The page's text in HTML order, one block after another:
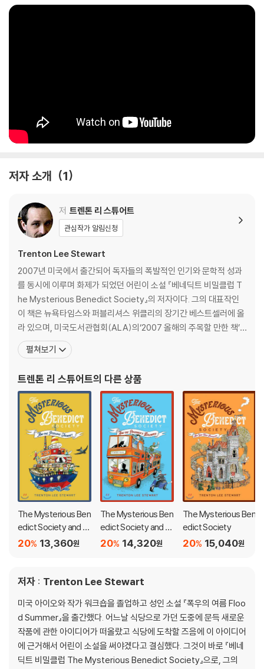
s and two girls-succeed. Their challenge: to go on a secret mi
저자 소개 1
저 트렌톤 리 스튜어트
관심작가 알림신청
Trenton Lee Stewart
2007년 미국에서 출간되어 독자들의 폭발적인 인기와 문학적 성과
를 동시에 이루며 화제가 되었던 어린이 소설 『베네딕트 비밀클럽 T
he Mysterious Benedict Society』의 저자이다. 그의 대표작인
이 책은 뉴욕타임스와 퍼블리셔스 위클리의 장기간 베스트셀러에 올
라 있으며, 미국도서관협회(ALA)의‘2007 올해의 주목할 만한 책’,
스쿨 라이브러리 저널의‘2007 최고의 책’에 선정되고 2008 엘윈 브
룩스 화이트 문학상을 받으면서 세간의 주목을 끌고 있고, 영국, 일
었다. 그가 어린이를
펼쳐보기
트렌톤 리 스튜어트의 다른 상품
The Mysterious Ben
edict Society and th
e Perilous Journey
13,360원
20%
The Mysterious Ben
edict Society and th
e Prisoner's Dilemm
14,320원
20%
The Mysterious Ben
edict Society
15,040원
20%
저자 : Trenton Lee Stewart
미국 아이오와 작가 워크숍을 졸업하고 성인 소설 『폭우의 여름 Floo
d Summer』을 출간했다. 어느날 식당으로 가던 도중에 문득 새로운
작품에 관한 아이디어가 떠올랐고 식당에 도착할 즈음에 이 아이디어
에 근거해서 어린이 소설을 써야겠다고 결심했다. 그것이 바로 『베네
딕트 비밀클럽 The Mysterious Benedict Society』으로, 그의